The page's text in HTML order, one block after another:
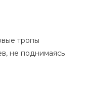
тропы
не поднимаясь